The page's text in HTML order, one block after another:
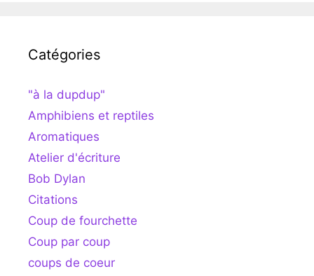
Catégories
"à la dupdup"
Amphibiens et reptiles
Aromatiques
Atelier d'écriture
Bob Dylan
Citations
Coup de fourchette
Coup par coup
coups de coeur